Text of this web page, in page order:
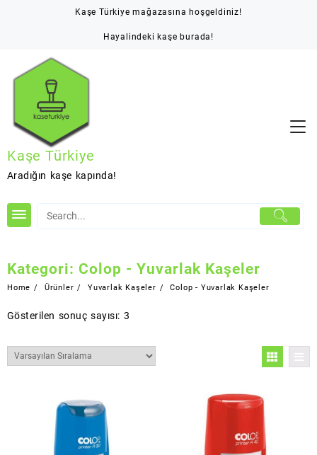
Kaşe Türkiye mağazasına hoşgeldiniz!
Hayalindeki kaşe burada!
Kaşe Türkiye
Aradığın kaşe kapında!
Kategori: Colop - Yuvarlak Kaşeler
Home Ürünler Yuvarlak Kaşeler Colop - Yuvarlak Kaşeler
Gösterilen sonuç sayısı: 3